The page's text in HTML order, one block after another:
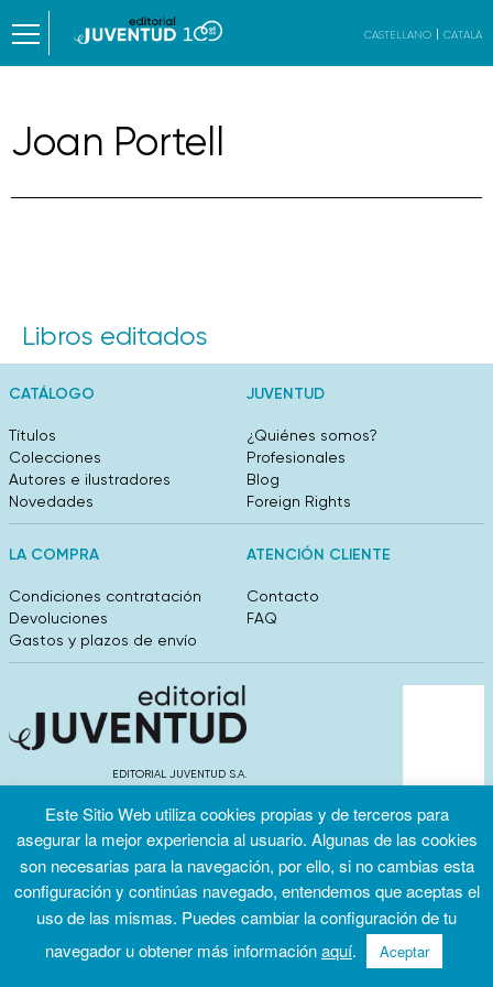
CASTELLANO CATALÀ
Joan Portell
Libros editados
CATÁLOGO
Títulos
Colecciones
Autores e ilustradores
Novedades
JUVENTUD
¿Quiénes somos?
Profesionales
Blog
Foreign Rights
LA COMPRA
Condiciones contratación
Devoluciones
Gastos y plazos de envío
ATENCIÓN CLIENTE
Contacto
FAQ
EDITORIAL JUVENTUD S.A.
info@editorialjuventud.es
Condiciones
Política de
privacidad
Política de
Este Sitio Web utiliza cookies propias y de terceros para
asegurar la mejor experiencia al usuario. Algunas de las cookies
son necesarias para la navegación, por ello, si no cambias esta
configuración y continúas navegado, entendemos que aceptas el
uso de las mismas. Puedes cambiar la configuración de tu
navegador u obtener más informaciónaquí. Aceptar